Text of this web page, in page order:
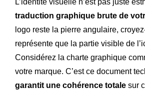
traduction graphique brute de
logo reste la pierre angulaire,
représente que la partie visible de
Considérez la charte graphique
votre marque. C’est ce document
garantit une cohérence totale sur